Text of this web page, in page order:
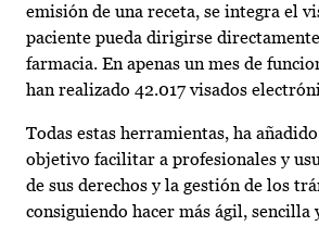
emisión de una receta, se integra el
paciente pueda dirigirse
farmacia. En apenas un mes de
han realizado 42.017 visados
Todas estas herramientas, ha
objetivo facilitar a profesionales y
de sus derechos y la gestión de los
consiguiendo hacer más ágil, sencilla